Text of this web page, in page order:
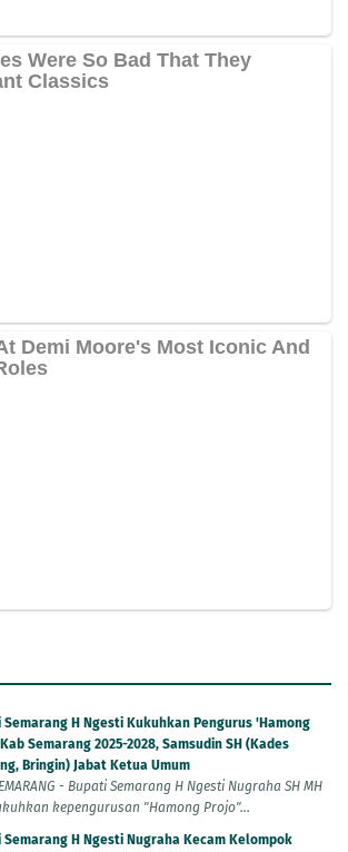
Semarang H Ngesti Kukuhkan Pengurus 'Hamong
Semarang 2025-2028, Samsudin SH (Kades
Bringin) Jabat Ketua Umum
- Bupati Semarang H Ngesti Nugraha SH MH
kepengurusan "Hamong Projo"...
Semarang H Ngesti Nugraha Kecam Kelompok